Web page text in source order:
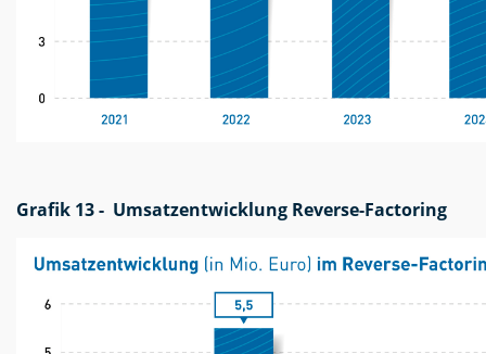
Grafik 13 - Umsatzentwicklung Reverse-Factoring